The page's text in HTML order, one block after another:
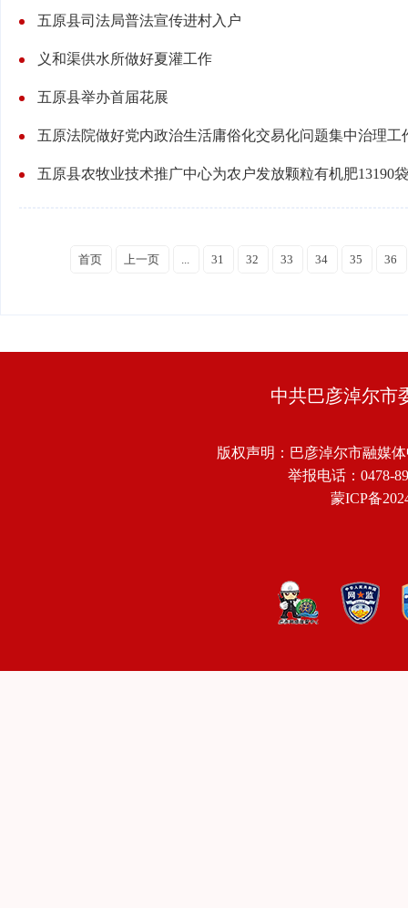
五原县司法局普法宣传进村入户
义和渠供水所做好夏灌工作
五原县举办首届花展
五原法院做好党内政治生活庸俗化交易化问题集中治理工
五原县农牧业技术推广中心为农户发放颗粒有机肥13190袋
首页 上一页 ... 31 32 33 34 35 36
中共巴彦淖尔市
版权声明：巴彦淖尔市融媒
举报电话：0478-
蒙ICP备